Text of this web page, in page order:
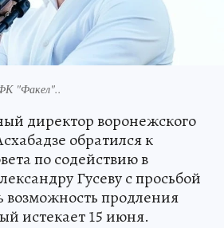
"Факел"..
директор воронежского
обратился к
по содействию в
Гусеву с просьбой
возможность продления
истекает 15 июня.